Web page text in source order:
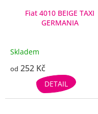
Fiat 4010 BEIGE TAXI
GERMANIA
Skladem
od 252 Kč
DETAIL